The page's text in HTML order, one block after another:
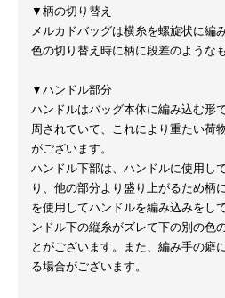
▼柄の切り替え
メルカドバッグは横糸を螺旋状に編
色の切り替え時に柄に段差のような
▼ハンドル部分
ハンドルはバッグ本体に編み込む形
周されていて、これにより重たい荷
がございます。
ハンドル下部は、ハンドルに使用し
り、他の部分より盛り上がるため柄
を使用してハンドルを編み込みをし
ンドル下の縦糸がズレて下の別の色
とがございます。また、編み手の癖
る場合がございます。